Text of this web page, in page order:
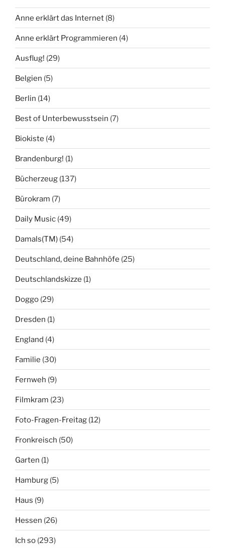
Anne erklärt das Internet (8)
Anne erklärt Programmieren (4)
Ausflug! (29)
Belgien (5)
Berlin (14)
Best of Unterbewusstsein (7)
Biokiste (4)
Brandenburg! (1)
Bücherzeug (137)
Bürokram (7)
Daily Music (49)
Damals(TM) (54)
Deutschland, deine Bahnhöfe (25)
Deutschlandskizze (1)
Doggo (29)
Dresden (1)
England (4)
Familie (30)
Fernweh (9)
Filmkram (23)
Foto-Fragen-Freitag (12)
Fronkreisch (50)
Garten (1)
Hamburg (5)
Haus (9)
Hessen (26)
Ich so (293)